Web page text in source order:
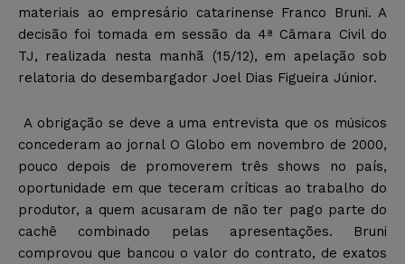
materiais ao empresário catarinense Franco Bruni. A
decisão foi tomada em sessão da 4ª Câmara Civil do
TJ, realizada nesta manhã (15/12), em apelação sob
relatoria do desembargador Joel Dias Figueira Júnior.
A obrigação se deve a uma entrevista que os músicos
concederam ao jornal O Globo em novembro de 2000,
pouco depois de promoverem três shows no país,
oportunidade em que teceram críticas ao trabalho do
produtor, a quem acusaram de não ter pago parte do
cachê combinado pelas apresentações. Bruni
comprovou que bancou o valor do contrato, de exatos